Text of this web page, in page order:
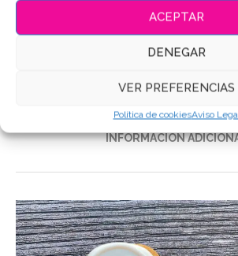
ACEPTAR
DENEGAR
VER PREFERENCIAS
Política de cookiesAviso
Galletas de mantequilla ,
DESCRIPCIÓN
INFORMACIÓN